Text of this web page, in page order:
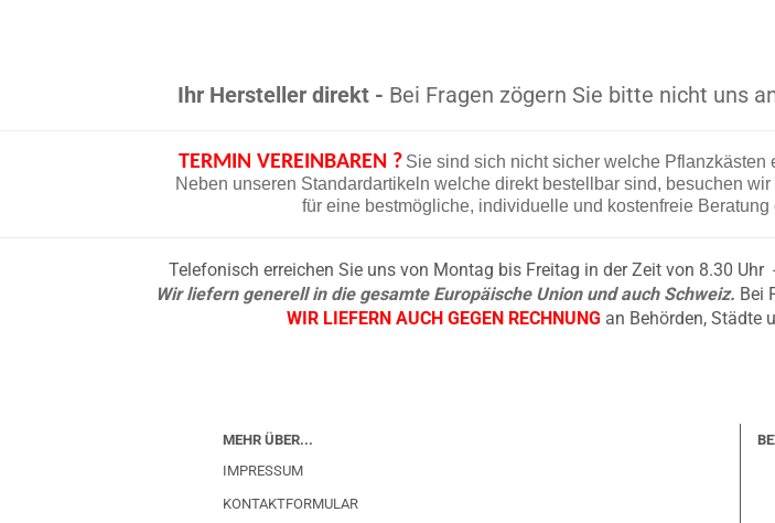
Ihr Hersteller direkt - Bei Fragen zögern Sie bitte nicht uns
TERMIN VEREINBAREN ? Sie sind sich nicht sicher welche Pflanzkästen
Neben unseren Standardartikeln welche direkt bestellbar sind, besuchen
für eine bestmögliche, individuelle und kostenfreie Beratung
Telefonisch erreichen Sie uns von Montag bis Freitag in der Zeit von 8.30
Wir liefern generell in die gesamte Europäische Union und auch Schweiz. Bei
WIR LIEFERN AUCH GEGEN RECHNUNG an Behörden, Städte
MEHR ÜBER...
IMPRESSUM
KONTAKTFORMULAR